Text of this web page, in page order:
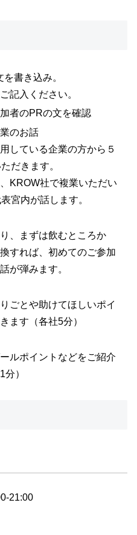
書き込み。
記入ください。
者のPRの文を確認
のお話
している企業の方から５
だきます。
KROW社で複業いただい
宮内が話します。
、まずは飲むところか
すれば、初めてのご参加
が弾みます。
ごとや助けてほしいポイ
ます（各社5分）
ルポイントなどをご紹介
）
21:00